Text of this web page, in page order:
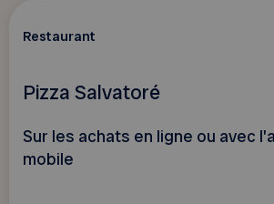
Restaurant
Pizza Salvatoré
Sur les achats en ligne ou avec
mobile